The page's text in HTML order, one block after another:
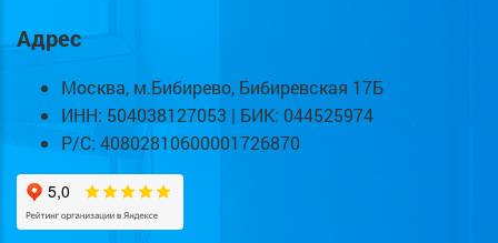
Адрес
Москва, м.Бибирево, Бибиревская 17Б
ИНН: 504038127053 | БИК: 044525974
Р/С: 40802810600001726870